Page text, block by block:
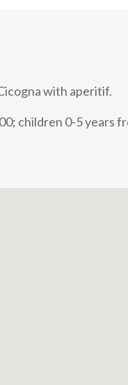
with aperitif.
children 0-5 years